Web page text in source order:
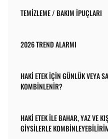
TEMIZLEME / BAKIM İPUÇLARI
2026 TREND ALARMI
HAKI ETEK IÇIN GÜNLÜK VEYA
KOMBINLENIR?
HAKI ETEK ILE BAHAR, YAZ VE
GIYSILERLE